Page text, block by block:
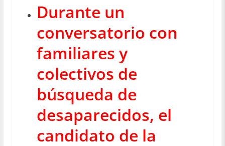
Durante un
conversatorio con
familiares y
colectivos de
búsqueda de
desaparecidos, el
candidato de la